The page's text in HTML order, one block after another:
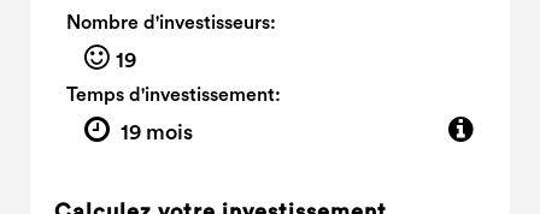
Nombre d'investisseurs:
19
Temps d'investissement:
19 mois